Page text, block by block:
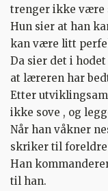
trenger ikke være
Hun sier at han
kan være litt
Da sier det i
at læreren har
Etter
ikke sove , og
Når han våkner
skriker til
Han
til han.